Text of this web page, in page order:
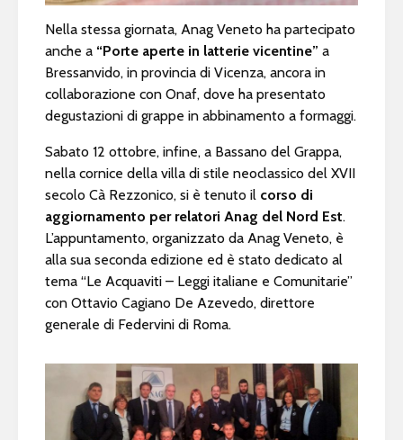
Nella stessa giornata, Anag Veneto ha partecipato
anche a “Porte aperte in latterie vicentine” a
Bressanvido, in provincia di Vicenza, ancora in
collaborazione con Onaf, dove ha presentato
degustazioni di grappe in abbinamento a formaggi.
Sabato 12 ottobre, infine, a Bassano del Grappa,
nella cornice della villa di stile neoclassico del XVII
secolo Cà Rezzonico, si è tenuto il corso di
aggiornamento per relatori Anag del Nord Est.
L’appuntamento, organizzato da Anag Veneto, è
alla sua seconda edizione ed è stato dedicato al
tema “Le Acquaviti – Leggi italiane e Comunitarie”
con Ottavio Cagiano De Azevedo, direttore
generale di Federvini di Roma.